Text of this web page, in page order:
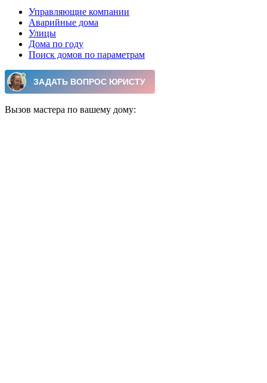
Главное меню
Управляющие компании
Аварийные дома
Улицы
Дома по году
Поиск домов по параметрам
Вызов мастера по вашему дому: